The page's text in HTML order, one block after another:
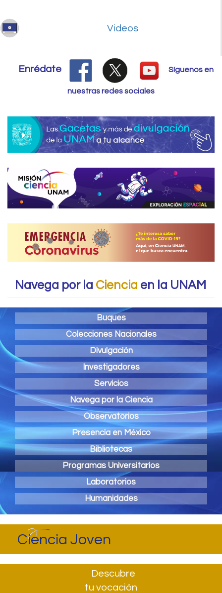
Videos
Enrédate Síguenos en
nuestras redes sociales
Navega por la Ciencia en la UNAM
Buques
Colecciones Nacionales
Divulgación
Investigadores
Servicios
Navega por la Ciencia
Observatorios
Presencia en México
Bibliotecas
Programas Universitarios
Laboratorios
Humanidades
Ciencia Joven
Descubre
tu vocación